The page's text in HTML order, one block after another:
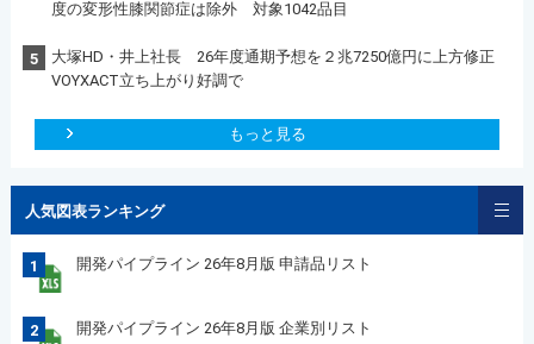
度の変形性膝関節症は除外 対象1042品目
5
大塚HD・井上社長 26年度通期予想を２兆7250億円に上方修正
VOYXACT立ち上がり好調で
もっと見る
人気図表ランキング
1 開発パイプライン 26年8月版 申請品リスト
2 開発パイプライン 26年8月版 企業別リスト